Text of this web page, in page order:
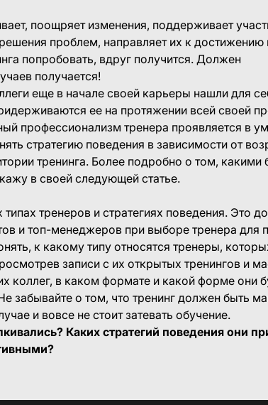
поощряет изменения, поддерживает
проблем, направляет их к
попробовать, вдруг получится. Должен
получается!
еще в начале своей карьеры нашли для
ее на протяжении всей своей
профессионализм тренера проявляется в
стратегию поведения в зависимости от
тренинга. Более подробно о том, какими
в своей следующей статье.
тренеров и стратегиях поведения. Это
и топ-менеджеров при выборе тренера для
к какому типу относятся тренеры,
записи с их открытых тренингов и
коллег, в каком формате и какой форме они
забывайте о том, что тренинг должен быть
и вовсе не стоит затевать обучение.
Каких стратегий поведения они